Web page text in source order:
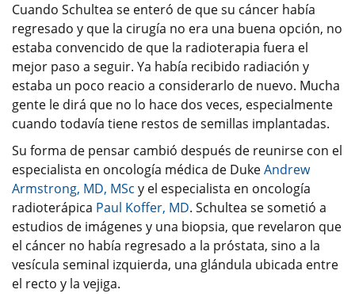
Cuando Schultea se enteró de que su cáncer había
regresado y que la cirugía no era una buena opción, no
estaba convencido de que la radioterapia fuera el
mejor paso a seguir. Ya había recibido radiación y
estaba un poco reacio a considerarlo de nuevo. Mucha
gente le dirá que no lo hace dos veces, especialmente
cuando todavía tiene restos de semillas implantadas.
Su forma de pensar cambió después de reunirse con el
especialista en oncología médica de DukeAndrew
Armstrong, MD, MSc y el especialista en oncología
radioterápica Paul Koffer, MD. Schultea se sometió a
estudios de imágenes y una biopsia, que revelaron que
el cáncer no había regresado a la próstata, sino a la
vesícula seminal izquierda, una glándula ubicada entre
el recto y la vejiga.